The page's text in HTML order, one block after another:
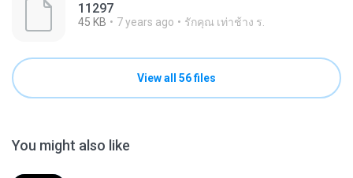
11297
45 KB 7 years ago รักคุณ เท่าช้าง ร.
View all 56 files
You might also like